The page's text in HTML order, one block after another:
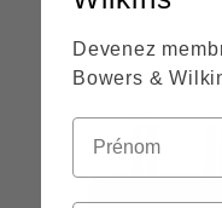
Devenez
Bowers &